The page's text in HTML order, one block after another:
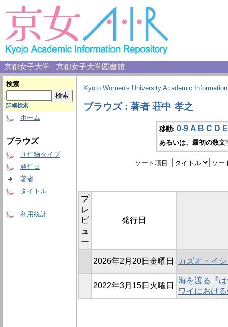
京都女子大学 京都女子大学図書館
検索
詳細検索
ホーム
ブラウズ
刊行物タイプ
発行日
著者
タイトル
利用統計
Kyoto Women's University Academic
ブラウズ : 著者 荘中 孝之
移動: 0-9 A B C D E
あるいは、最初の数
ソート項目: ソー
プ
レ
ビ
ュ
ー
発行日
2026年2月20日金曜日 カズオ・イ
2022年3月15日火曜日
海を渡る『
ワイにおけ